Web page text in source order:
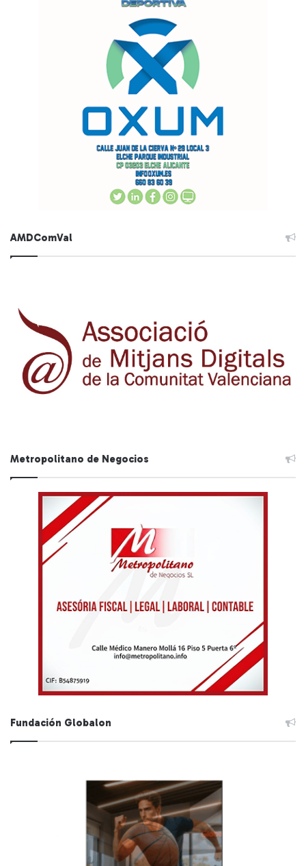
AMDComVal
Metropolitano de Negocios
Fundación Globalon